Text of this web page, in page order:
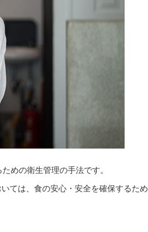
めの衛生管理の手法です。
ては、食の安心・安全を確保するため